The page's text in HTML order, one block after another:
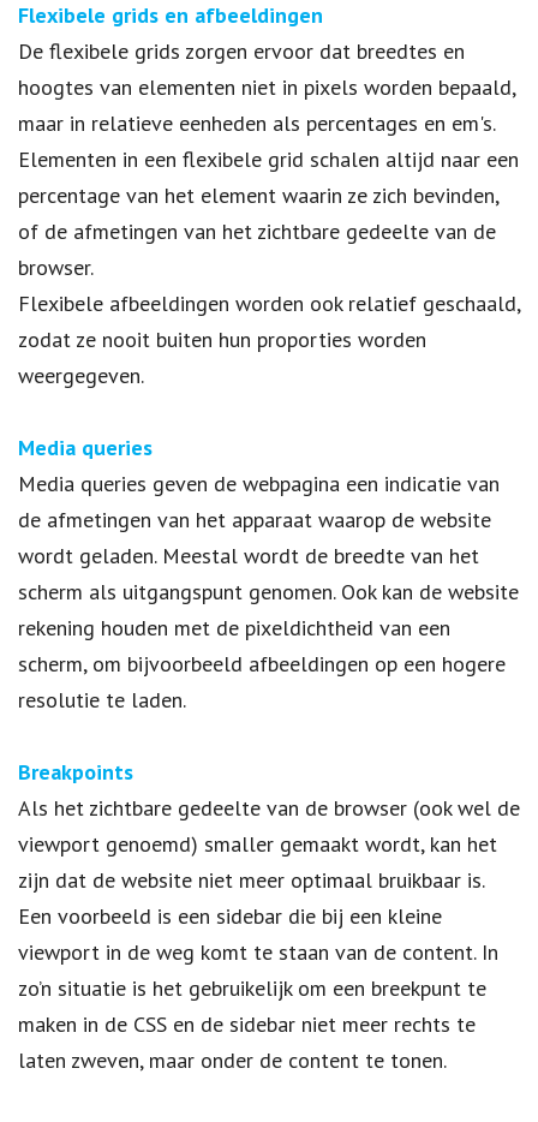
Flexibele grids en afbeeldingen
De flexibele grids zorgen ervoor dat breedtes en
hoogtes van elementen niet in pixels worden bepaald,
maar in relatieve eenheden als percentages en em's.
Elementen in een flexibele grid schalen altijd naar een
percentage van het element waarin ze zich bevinden,
of de afmetingen van het zichtbare gedeelte van de
browser.
Flexibele afbeeldingen worden ook relatief geschaald,
zodat ze nooit buiten hun proporties worden
weergegeven.
Media queries
Media queries geven de webpagina een indicatie van
de afmetingen van het apparaat waarop de website
wordt geladen. Meestal wordt de breedte van het
scherm als uitgangspunt genomen. Ook kan de website
rekening houden met de pixeldichtheid van een
scherm, om bijvoorbeeld afbeeldingen op een hogere
resolutie te laden.
Breakpoints
Als het zichtbare gedeelte van de browser (ook wel de
viewport genoemd) smaller gemaakt wordt, kan het
zijn dat de website niet meer optimaal bruikbaar is.
Een voorbeeld is een sidebar die bij een kleine
viewport in de weg komt te staan van de content. In
zo’n situatie is het gebruikelijk om een breekpunt te
maken in de CSS en de sidebar niet meer rechts te
laten zweven, maar onder de content te tonen.